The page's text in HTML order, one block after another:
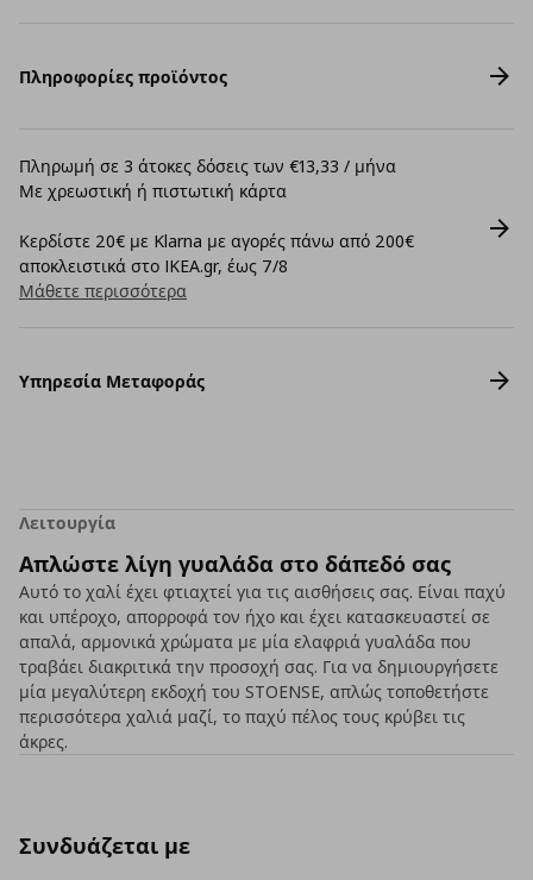
Πληροφορίες προϊόντος
Πληρωμή σε 3 άτοκες δόσεις των €13,33 / μήνα
Με χρεωστική ή πιστωτική κάρτα
Κερδίστε 20€ με Klarna με αγορές πάνω από 200€
αποκλειστικά στο IKEA.gr, έως 7/8
Μάθετε περισσότερα
Υπηρεσία Μεταφοράς
Λειτουργία
Απλώστε λίγη γυαλάδα στο δάπεδό σας
Αυτό το χαλί έχει φτιαχτεί για τις αισθήσεις σας. Είναι παχύ
και υπέροχο, απορροφά τον ήχο και έχει κατασκευαστεί σε
απαλά, αρμονικά χρώματα με μία ελαφριά γυαλάδα που
τραβάει διακριτικά την προσοχή σας. Για να δημιουργήσετε
μία μεγαλύτερη εκδοχή του STOENSE, απλώς τοποθετήστε
περισσότερα χαλιά μαζί, το παχύ πέλος τους κρύβει τις
άκρες.
Συνδυάζεται με